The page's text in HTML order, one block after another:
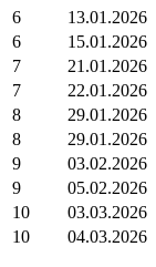
6
13.01.2026
6
15.01.2026
7
21.01.2026
7
22.01.2026
8
29.01.2026
8
29.01.2026
9
03.02.2026
9
05.02.2026
10
03.03.2026
10
04.03.2026